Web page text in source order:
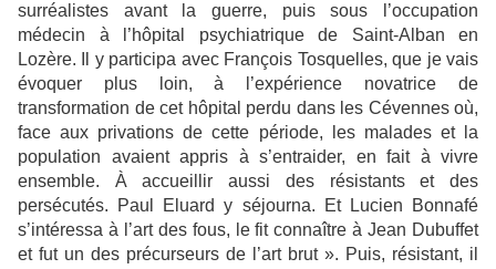
surréalistes avant la guerre, puis sous l’occupation
médecin à l’hôpital psychiatrique de Saint-Alban en
Lozère. Il y participa avec François Tosquelles, que je vais
évoquer plus loin, à l’expérience novatrice de
transformation de cet hôpital perdu dans les Cévennes où,
face aux privations de cette période, les malades et la
population avaient appris à s’entraider, en fait à vivre
ensemble. À accueillir aussi des résistants et des
persécutés. Paul Eluard y séjourna. Et Lucien Bonnafé
s’intéressa à l’art des fous, le fit connaître à Jean Dubuffet
et fut un des précurseurs de l’art brut ». Puis, résistant, il